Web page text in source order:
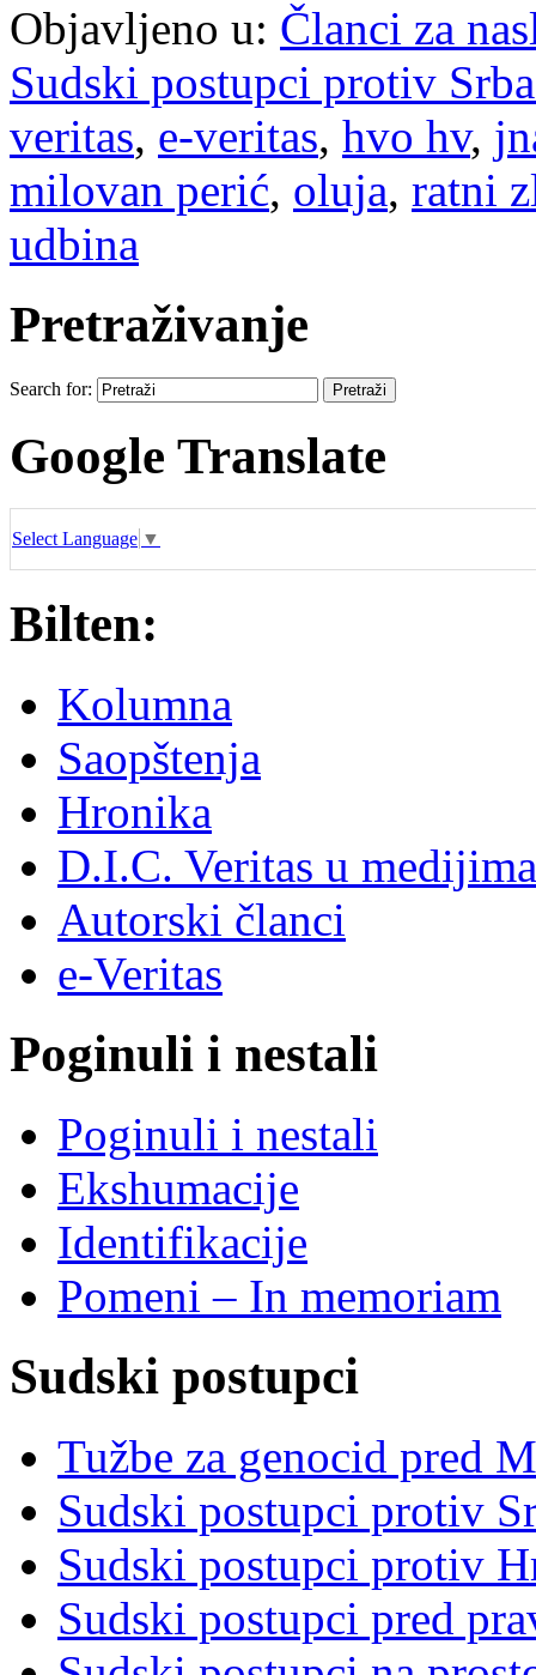
Objavljeno u: Članci za
Sudski postupci protiv
veritas, e-veritas, hvo hv,
milovan perić, oluja, ratni
udbina
Pretraživanje
Search for:
Google Translate
Select Language ▼
Bilten:
Kolumna
Saopštenja
Hronika
D.I.C. Veritas u medijima
Autorski članci
e-Veritas
Poginuli i nestali
Poginuli i nestali
Ekshumacije
Identifikacije
Pomeni – In memoriam
Sudski postupci
Tužbe za genocid pred
Sudski postupci protiv
Sudski postupci protiv
Sudski postupci pred